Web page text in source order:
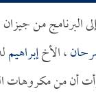
من جيزان
، الأخإبراهيم
أن من مكروهات